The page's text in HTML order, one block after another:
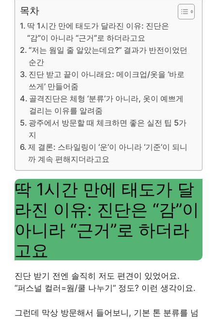
목차
딱 1시간 만에 태도가 달라진 이유: 진단은
“감”이 아니라 “근거”로 하더라고요
“저는 웜일 줄 알았는데요?” 결과가 반전이었던
순간
진단 받고 끝이 아니래요: 메이크업/옷을 ‘바로
쓰게’ 만들어줌
골격진단은 체형 ‘분류’가 아니라, 옷이 예쁘게
걸리는 이유를 알려줌
광주에서 방문할 때 체크하면 좋은 실전 팁 5가
지
제 결론: 스타일링이 ‘운’이 아니라 ‘기준’이 되니
까 계속 편해지더라고요
딱 1시간 만에 태도가 달
라진 이유: 진단은 “감”이
아니라 “근거”로 하더라
고요
진단 받기 전엔 솔직히 저도 편견이 있었어요.
“퍼스널 컬러=웜/쿨 나누기” 정도? 이런 생각이요.
그런데 막상 방문해서 들어보니, 기본 톤 분류를 넘